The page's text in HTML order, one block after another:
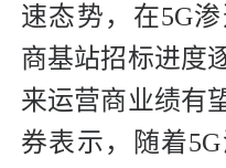
速态势，在5G
商基站招标进度
来运营商业绩有
券表示，随着